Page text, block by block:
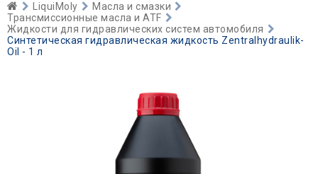
LiquiMoly
Масла и смазки
Трансмиссионные масла и ATF
Жидкости для гидравлических систем автомобиля
Синтетическая гидравлическая жидкость Zentralhydraulik-
Oil - 1 л